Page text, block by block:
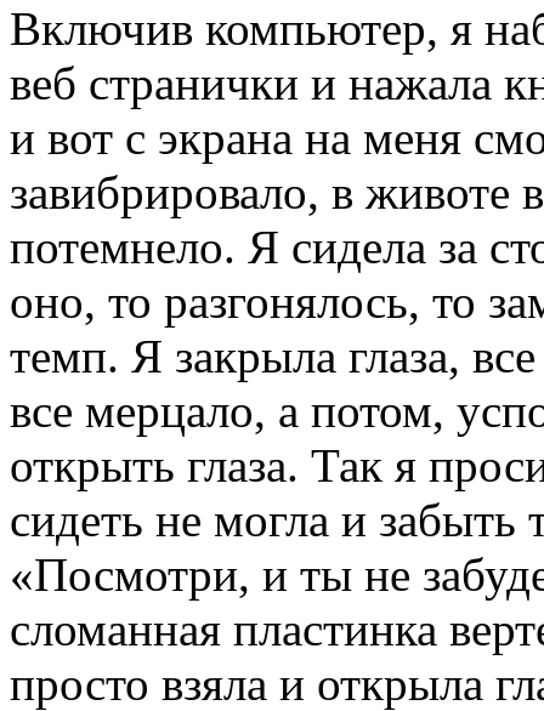
Включив компьютер, я
веб странички и нажала
и вот с экрана на меня
завибрировало, в животе
потемнело. Я сидела за
оно, то разгонялось, то
темп. Я закрыла глаза,
все мерцало, а потом,
открыть глаза. Так я
сидеть не могла и забыть
«Посмотри, и ты не
сломанная пластинка
просто взяла и открыла